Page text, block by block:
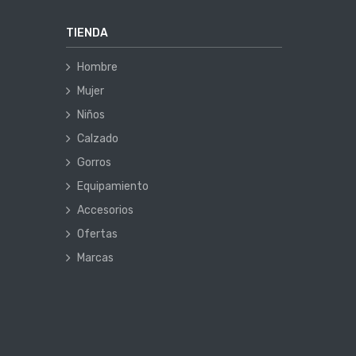
TIENDA
Hombre
Mujer
Niños
Calzado
Gorros
Equipamiento
Accesorios
Ofertas
Marcas